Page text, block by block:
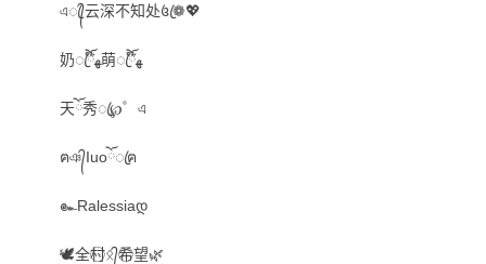
এꦿ᭄云深不知处꧔ꦿ❁💖
奶ꦿ໊ོﻬ萌ꦿ໊ོﻬ
天ོ秀ꦿ℘゜এ
ฅঞ᭄Iuoོꦿฅ
๛Ralessiaდ
🕊全村⃝ᛟ᭄希⃝望🌿